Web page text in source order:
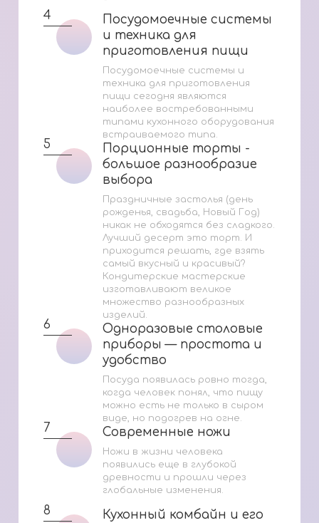
4
Посудомоечные системы
и техника для
приготовления пищи
Посудомоечные системы
и техника для
приготовления пищи
Посудомоечные системы и
техника для приготовления
пищи сегодня являются
наиболее востребованными
типами кухонного оборудования
встраиваемого типа.
5
Порционные торты -
большое разнообразие
выбора
Порционные торты -
большое разнообразие
выбора
Праздничные застолья (день
рожденья, свадьба, Новый Год)
никак не обходятся без сладкого.
Лучший десерт это торт. И
приходится решать, где взять
самый вкусный и красивый?
Кондитерские мастерские
изготавливают великое
множество разнообразных
изделий.
6
Одноразовые столовые
приборы — простота и
удобство
Одноразовые столовые
приборы — простота и
удобство
Посуда появилась ровно тогда,
когда человек понял, что пищу
можно есть не только в сыром
виде, но подогрев на огне.
7 Современные ножи
Современные ножи
Ножи в жизни человека
появились еще в глубокой
древности и прошли через
глобальные изменения.
8
Кухонный комбайн и его
Кухонный комбайн и его